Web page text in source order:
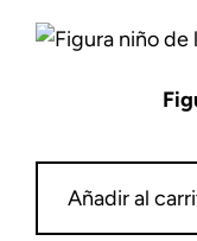
Añadir al